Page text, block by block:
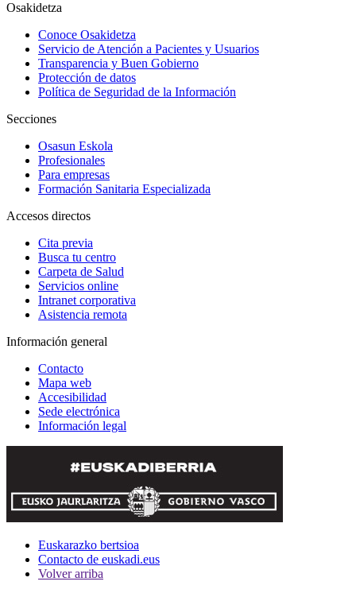
Osakidetza
Conoce Osakidetza
Servicio de Atención a Pacientes y Usuarios
Transparencia y Buen Gobierno
Protección de datos
Política de Seguridad de la Información
Secciones
Osasun Eskola
Profesionales
Para empresas
Formación Sanitaria Especializada
Accesos directos
Cita previa
Busca tu centro
Carpeta de Salud
Servicios online
Intranet corporativa
Asistencia remota
Información general
Contacto
Mapa web
Accesibilidad
Sede electrónica
Información legal
Euskarazko bertsioa
Contacto de euskadi.eus
Volver arriba